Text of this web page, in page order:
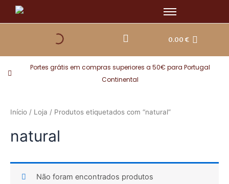
0.00€
Portes grátis em compras superiores a 50€ para Portugal
Continental
Início / Loja / Produtos etiquetados com “natural”
natural
Não foram encontrados produtos